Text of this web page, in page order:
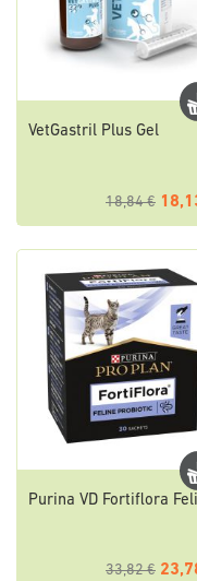
VetGastril Plus Gel
18,84 €
Purina VD Fortiflora
33,82 €